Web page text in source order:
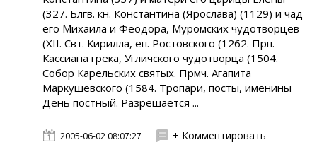
(327. Блгв. кн. Константина (Ярослава) (1129) и чад
его Михаила и Феодора, Муромских чудотворцев
(XII. Свт. Кирилла, еп. Ростовского (1262. Прп.
Кассиана грека, Угличского чудотворца (1504.
Собор Карельских святых. Прмч. Агапита
Маркушевского (1584. Тропари, посты, именины
День постный. Разрешается ...
2005-06-02 08:07:27 + Комментировать